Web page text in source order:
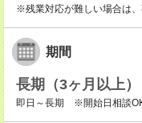
※残業対応が難しい場合は、
期間
長期（3ヶ月以上）
即日～長期 ※開始日相談